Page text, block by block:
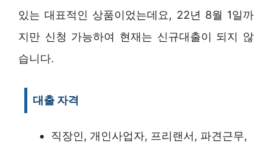
있는 대표적인 상품이었는데요, 22년 8월 1일까
지만 신청 가능하여 현재는 신규대출이 되지 않
습니다.
대출 자격
직장인, 개인사업자, 프리랜서, 파견근무,